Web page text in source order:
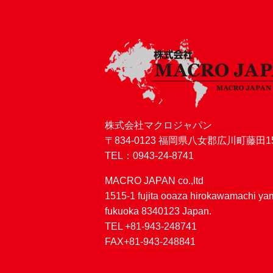
株式会社マクロジャパン
〒834-0123 福岡県八女郡広川町藤田
TEL：0943-24-8741
MACRO JAPAN co.,ltd
1515-1 fujita ooaza hirokawamachi
fukuoka 8340123 Japan.
TEL +81-943-248741
FAX+81-943-248841